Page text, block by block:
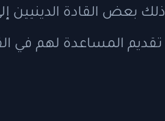
بعض القادة الدينيين
المساعدة لهم في